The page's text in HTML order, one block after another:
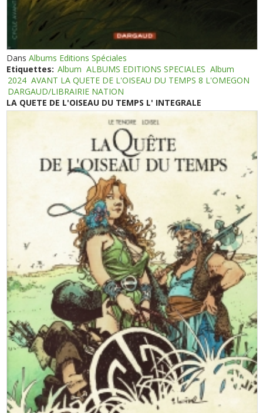
DansAlbums Editions Spéciales
Etiquettes: Album ALBUMS EDITIONS SPECIALES Album
2024 AVANT LA QUETE DE L'OISEAU DU TEMPS 8 L'OMEGON
DARGAUD/LIBRAIRIE NATION
LA QUETE DE L'OISEAU DU TEMPS L' INTEGRALE